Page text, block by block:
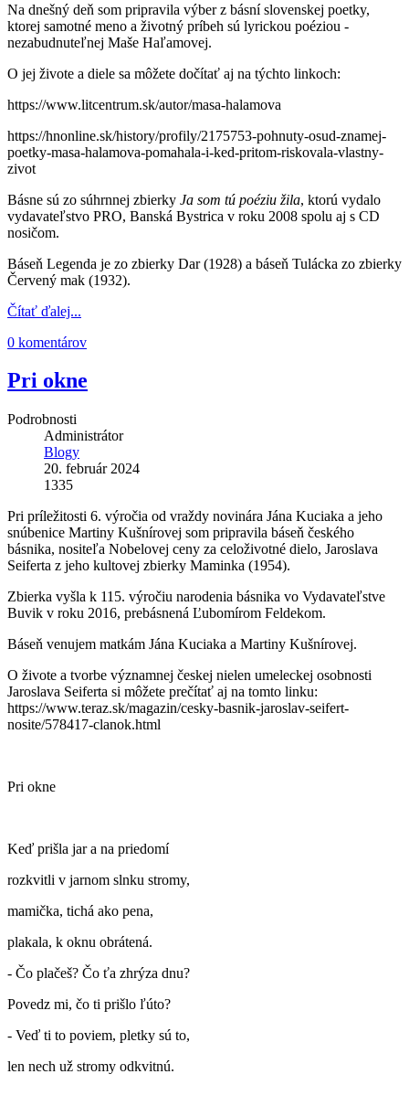
Na dnešný deň som pripravila výber z básní slovenskej poetky,
ktorej samotné meno a životný príbeh sú lyrickou poéziou -
nezabudnuteľnej Maše Haľamovej.
O jej živote a diele sa môžete dočítať aj na týchto linkoch:
https://www.litcentrum.sk/autor/masa-halamova
https://hnonline.sk/history/profily/2175753-pohnuty-osud-znamej-
poetky-masa-halamova-pomahala-i-ked-pritom-riskovala-vlastny-
zivot
Básne sú zo súhrnnej zbierky Ja som tú poéziu žila, ktorú vydalo
vydavateľstvo PRO, Banská Bystrica v roku 2008 spolu aj s CD
nosičom.
Báseň Legenda je zo zbierky Dar (1928) a báseň Tulácka zo zbierky
Červený mak (1932).
Čítať ďalej...
0 komentárov
Pri okne
Podrobnosti
Administrátor
Blogy
20. február 2024
1335
Pri príležitosti 6. výročia od vraždy novinára Jána Kuciaka a jeho
snúbenice Martiny Kušnírovej som pripravila báseň českého
básnika, nositeľa Nobelovej ceny za celoživotné dielo, Jaroslava
Seiferta z jeho kultovej zbierky Maminka (1954).
Zbierka vyšla k 115. výročiu narodenia básnika vo Vydavateľstve
Buvik v roku 2016, prebásnená Ľubomírom Feldekom.
Báseň venujem matkám Jána Kuciaka a Martiny Kušnírovej.
O živote a tvorbe významnej českej nielen umeleckej osobnosti
Jaroslava Seiferta si môžete prečítať aj na tomto linku:
https://www.teraz.sk/magazin/cesky-basnik-jaroslav-seifert-
nosite/578417-clanok.html
Pri okne
Keď prišla jar a na priedomí
rozkvitli v jarnom slnku stromy,
mamička, tichá ako pena,
plakala, k oknu obrátená.
- Čo plačeš? Čo ťa zhrýza dnu?
Povedz mi, čo ti prišlo ľúto?
- Veď ti to poviem, pletky sú to,
len nech už stromy odkvitnú.